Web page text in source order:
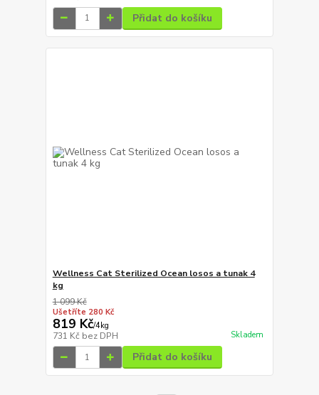
Přidat do košíku
Wellness Cat Sterilized Ocean losos a tunak 4
kg
1 099 Kč
Ušetříte 280 Kč
819 Kč/4kg
731 Kč bez DPH Skladem
Přidat do košíku